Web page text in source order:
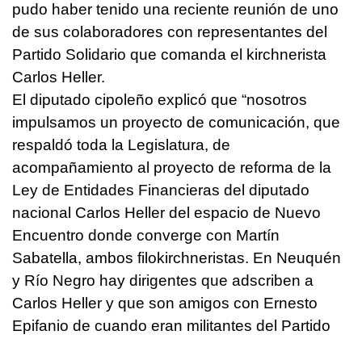
pudo haber tenido una reciente reunión de uno
de sus colaboradores con representantes del
Partido Solidario que comanda el kirchnerista
Carlos Heller.
El diputado cipoleño explicó que “nosotros
impulsamos un proyecto de comunicación, que
respaldó toda la Legislatura, de
acompañamiento al proyecto de reforma de la
Ley de Entidades Financieras del diputado
nacional Carlos Heller del espacio de Nuevo
Encuentro donde converge con Martín
Sabatella, ambos filokirchneristas. En Neuquén
y Río Negro hay dirigentes que adscriben a
Carlos Heller y que son amigos con Ernesto
Epifanio de cuando eran militantes del Partido